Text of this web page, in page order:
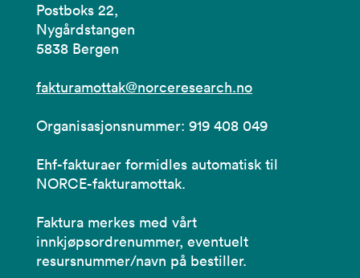
Postboks 22,
Nygårdstangen
5838 Bergen
fakturamottak@norceresearch.no
Organisasjonsnummer: 919 408 049
Ehf-fakturaer formidles automatisk til
NORCE-fakturamottak.
Faktura merkes med vårt
innkjøpsordrenummer, eventuelt
resursnummer/navn på bestiller.